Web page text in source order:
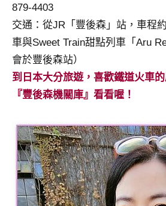
879-4403
交通：從JR「豐後森」站，車程
車與Sweet Train甜點列車「Aru
會於豐後森站）
到日本大分旅遊，喜歡鐵道火車
『豐後森機關庫』看看喔！